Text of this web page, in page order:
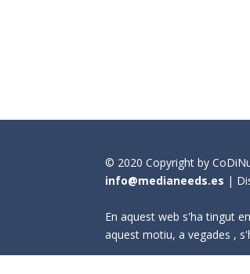
© 2020 Copyright by
info@medianeeds.es |
En aquest web s'ha tingut
aquest motiu, a vegades ,